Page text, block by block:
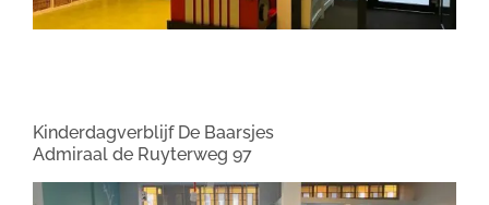
Kinderdagverblijf De Baarsjes
Admiraal de Ruyterweg 97